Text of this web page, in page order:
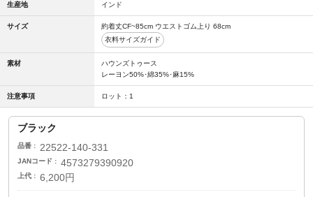
生産地 インド
サイズ
約着丈CF~85cm ウエストゴム上り 68cm
衣料サイズガイド
素材
ハウンズトゥース
レーヨン50%･綿35%･麻15%
注意事項 ロット：1
ブラック
品番 22522-140-331
JANコード 4573279390920
上代 6,200円